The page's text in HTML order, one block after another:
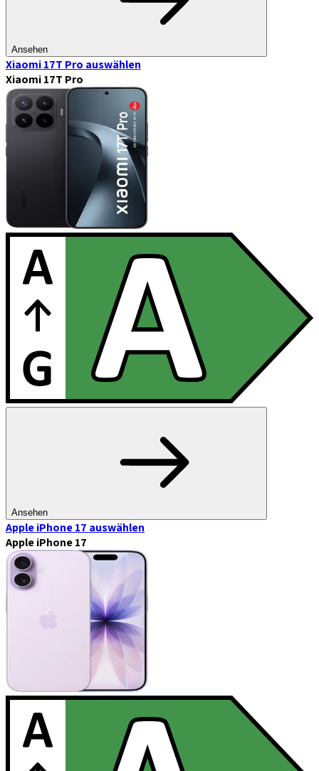
Ansehen
Xiaomi 17T Pro auswählen
Xiaomi 17T Pro
Ansehen
Apple iPhone 17 auswählen
Apple iPhone 17